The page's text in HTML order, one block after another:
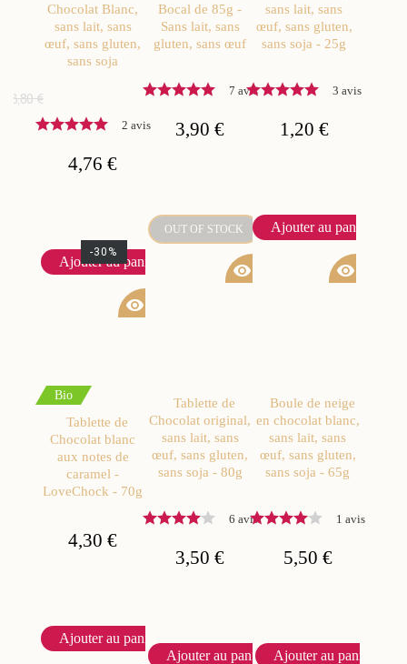
Chocolat Blanc,
sans lait, sans
œuf, sans gluten,
sans soja
6,80 €
2 avis
4,76 €
-30%
Ajouter au panier
visibility
Bocal de 85g -
Sans lait, sans
gluten, sans œuf
7 avis
3,90 €
OUT OF STOCK
visibility
sans lait, sans
œuf, sans gluten,
sans soja - 25g
3 avis
1,20 €
Ajouter au panier
visibility
Bio
Tablette de
Chocolat blanc
aux notes de
caramel -
LoveChock - 70g
4,30 €
Ajouter au panier
Tablette de
Chocolat original,
sans lait, sans
œuf, sans gluten,
sans soja - 80g
6 avis
3,50 €
Ajouter au panier
Boule de neige
en chocolat blanc,
sans lait, sans
œuf, sans gluten,
sans soja - 65g
1 avis
5,50 €
Ajouter au panier